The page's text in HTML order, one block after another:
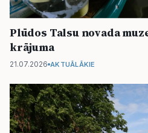
Plūdos Talsu novada
krājuma
21.07.2026 AKTUĀLĀKIE